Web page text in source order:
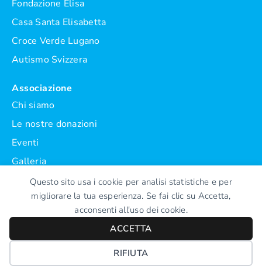
Questo sito usa i cookie per analisi statistiche e per
migliorare la tua esperienza. Se fai clic su Accetta,
acconsenti all'uso dei cookie.
ACCETTA
RIFIUTA
Fondazione Elisa
Casa Santa Elisabetta
Croce Verde Lugano
Autismo Svizzera
Associazione
Chi siamo
Le nostre donazioni
Eventi
Galleria
Statuto
Realizzato da Swiss Web Studio